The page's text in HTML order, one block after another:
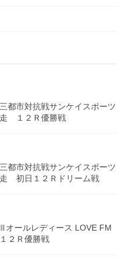
都市対抗戦サンケイスポーツ
１２Ｒ優勝戦
都市対抗戦サンケイスポーツ
初日１２Ｒドリーム戦
ールレディース LOVE FM
２Ｒ優勝戦